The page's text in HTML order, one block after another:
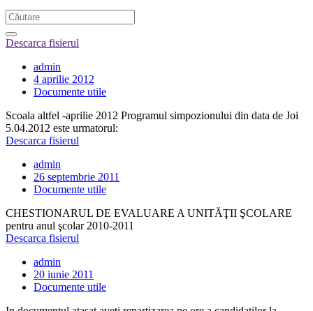
Descarca fisierul
admin
4 aprilie 2012
Documente utile
Scoala altfel -aprilie 2012 Programul simpozionului din data de Joi
5.04.2012 este urmatorul:
Descarca fisierul
admin
26 septembrie 2011
Documente utile
CHESTIONARUL DE EVALUARE A UNITĂŢII ŞCOLARE
pentru anul şcolar 2010-2011
Descarca fisierul
admin
20 iunie 2011
Documente utile